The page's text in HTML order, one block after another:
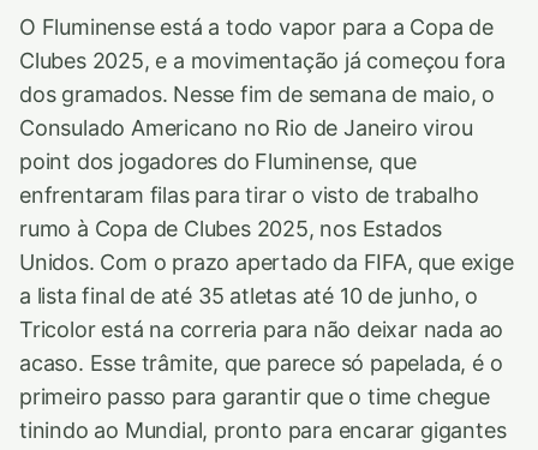
O Fluminense está a todo vapor para a Copa de
Clubes 2025, e a movimentação já começou fora
dos gramados. Nesse fim de semana de maio, o
Consulado Americano no Rio de Janeiro virou
point dos jogadores do Fluminense, que
enfrentaram filas para tirar o visto de trabalho
rumo à Copa de Clubes 2025, nos Estados
Unidos. Com o prazo apertado da FIFA, que exige
a lista final de até 35 atletas até 10 de junho, o
Tricolor está na correria para não deixar nada ao
acaso. Esse trâmite, que parece só papelada, é o
primeiro passo para garantir que o time chegue
tinindo ao Mundial, pronto para encarar gigantes